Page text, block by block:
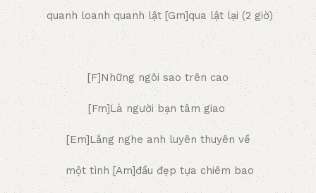
quanh loanh quanh lật [Gm]qua lật lại (2 giờ)
[F]Những ngôi sao trên cao
[Fm]Là người bạn tâm giao
[Em]Lắng nghe anh luyên thuyên về
một tình [Am]đầu đẹp tựa chiêm bao